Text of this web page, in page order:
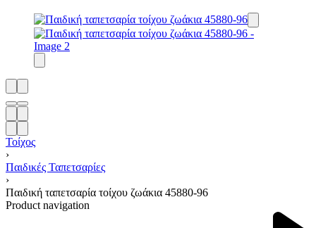
Τοίχος
›
Παιδικές Ταπετσαρίες
›
Παιδική ταπετσαρία τοίχου ζωάκια 45880-96
Product navigation